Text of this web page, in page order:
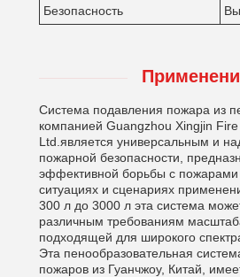
Безопасность
Система подавления пожара из
компанией Guangzhou Xingjin Fire
Ltd.является универсальным и
пожарной безопасности,
эффективной борьбы с пожарами
ситуациях и сценариях
300 л до 3000 л эта система
различным требованиям
подходящей для широкого
Эта пенообразовательная
пожаров из Гуанчжоу, Китай,